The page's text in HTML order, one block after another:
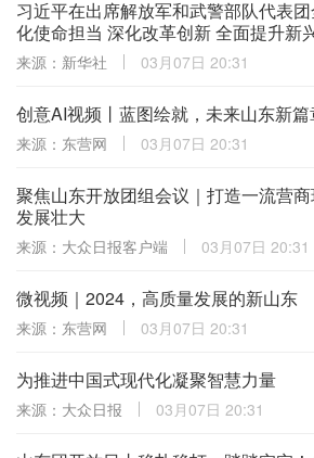
习近平在出席解放军和武警部队代表
化使命担当 深化改革创新 全面提升新
来源：新华社 03月07日 20:31
创意AI视频丨蓝图绘就，未来山东新
来源：东营网 03月07日 20:31
聚焦山东开放团组会议｜打造一流营
发展壮大
来源：大众日报客户端 03月07日 20:31
微视频｜2024，高质量发展的新山东
来源：东营网 03月07日 20:31
为推进中国式现代化凝聚智慧力量
来源：大众日报 03月07日 20:31